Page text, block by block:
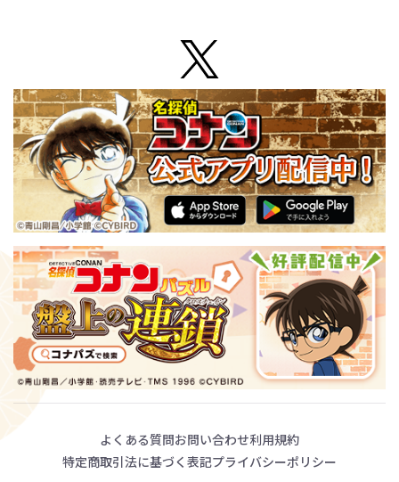
よくある質問お問い合わせ利用規約
特定商取引法に基づく表記プライバシーポリシー